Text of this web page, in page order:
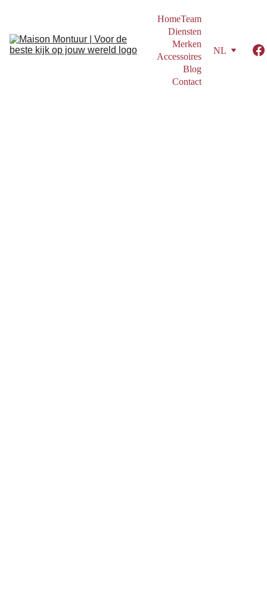
HomeTeam
Diensten
Merken
Accessoires
Blog
Contact
NL